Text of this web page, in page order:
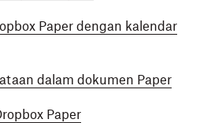
Paper dengan kalendar
dalam dokumen Paper
Paper